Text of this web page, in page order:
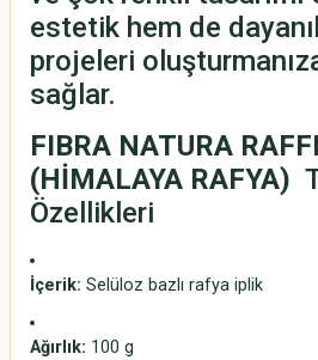
estetik hem de
projeleri
sağlar.
FIBRA NATURA
(HİMALAYA RAFYA)
Özellikleri
İçerik: Selüloz bazlı rafya iplik
Ağırlık: 100 g